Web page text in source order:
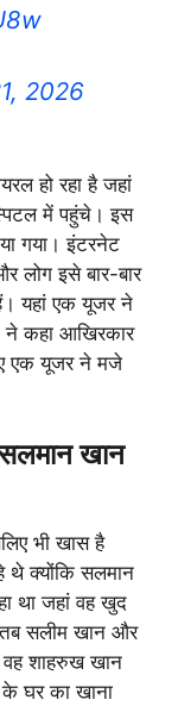
2026
हो रहा है जहां
में पहुंचे। इस
गया। इंटरनेट
लोग इसे बार-बार
यहां एक यूजर ने
ने कहा आखिरकार
एक यूजर ने मजे
खान
भी खास है
थे क्योंकि सलमान
था जहां वह खुद
सलीम खान और
शाहरुख खान
घर का खाना